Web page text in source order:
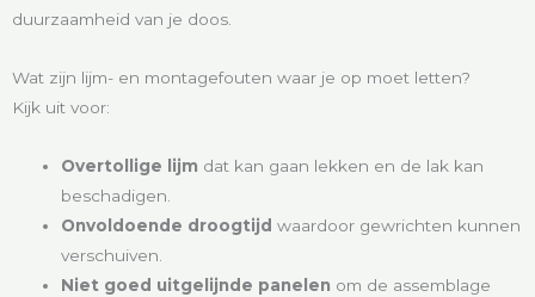
duurzaamheid van je doos.
Wat zijn lijm- en montagefouten waar je op moet letten?
Kijk uit voor:
Overtollige lijm dat kan gaan lekken en de lak kan
beschadigen.
Onvoldoende droogtijd waardoor gewrichten kunnen
verschuiven.
Niet goed uitgelijnde panelen om de assemblage